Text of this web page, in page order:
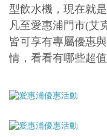
型飲水機，現在就
凡至愛惠浦門市(艾
皆可享有專屬優惠
情，看看有哪些超